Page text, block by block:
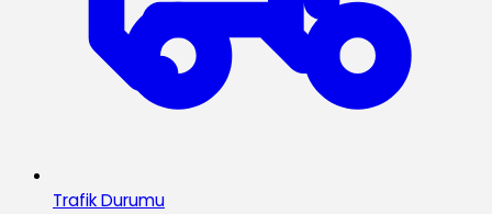
Trafik Durumu